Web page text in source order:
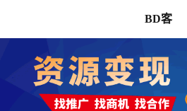
BD客